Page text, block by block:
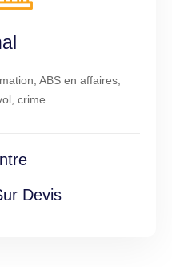
ABS en affaires,
crime...
Devis